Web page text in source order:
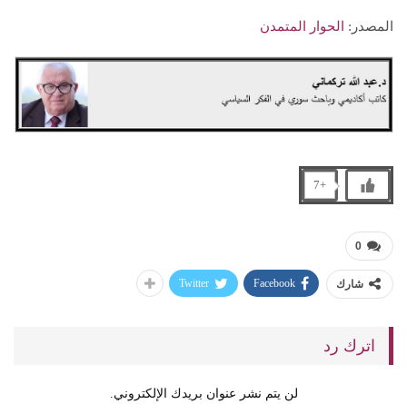
المصدر: الحوار المتمدن
+7
0
شارك Facebook
Twitter
اترك رد
لن يتم نشر عنوان بريدك الإلكتروني.